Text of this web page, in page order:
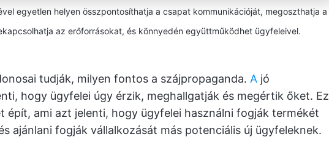
egyetlen helyen összpontosíthatja a csapat kommunikációját, megoszthatja a
az erőforrásokat, és könnyedén együttműködhet ügyfeleivel.
tudják, milyen fontos a szájpropaganda. A jó
hogy ügyfelei úgy érzik, meghallgatják és megértik őket. Ez
épít, ami azt jelenti, hogy ügyfelei használni fogják termékét
ajánlani fogják vállalkozását más potenciális új ügyfeleknek.